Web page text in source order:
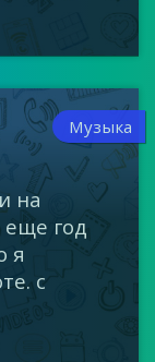
Музыка
на
год
я
с